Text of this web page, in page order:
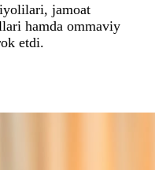
jamoat
hamda ommaviy
etdi.